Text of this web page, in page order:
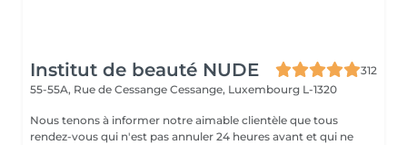
Institut de beauté NUDE
312
55-55A, Rue de Cessange Cessange, Luxembourg L-1320
Nous tenons à informer notre aimable clientèle que tous
rendez-vous qui n'est pas annuler 24 heures avant et qui ne